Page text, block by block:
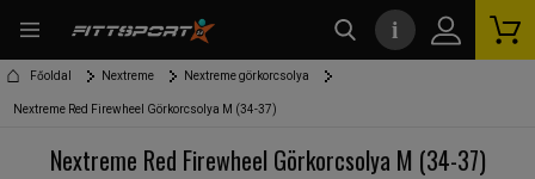
Főoldal Nextreme Nextreme görkorcsolya
Nextreme Red Firewheel Görkorcsolya M (34-37)
Nextreme Red Firewheel Görkorcsolya M (34-37)
i
kereső